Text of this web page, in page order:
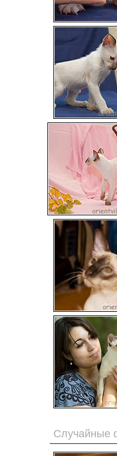
Случайные